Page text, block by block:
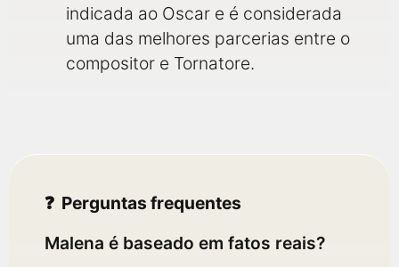
indicada ao Oscar e é considerada
uma das melhores parcerias entre o
compositor e Tornatore.
Perguntas frequentes
Malena é baseado em fatos reais?